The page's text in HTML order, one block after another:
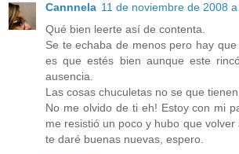
Cannnela 11 de noviembre de 2008
Qué bien leerte así de contenta.
Se te echaba de menos pero hay
es que estés bien aunque este
ausencia.
Las cosas chuculetas no se que
No me olvido de ti eh! Estoy con mi
me resistió un poco y hubo que
te daré buenas nuevas, espero.